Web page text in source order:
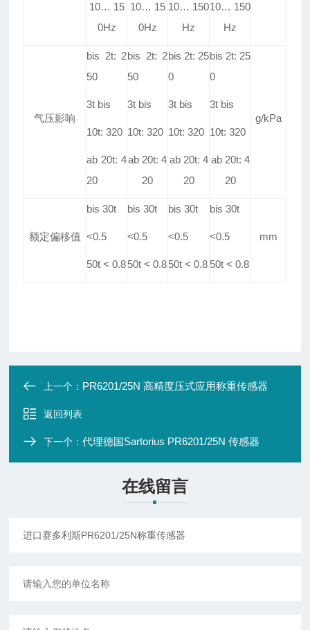
10… 15
0Hz
10… 15
0Hz
10… 150
Hz
10… 150
Hz
气压影响
bis 2t: 2
50
3t bis
10t: 320
ab 20t: 4
20
bis 2t: 2
50
3t bis
10t: 320
ab 20t: 4
20
bis 2t: 25
0
3t bis
10t: 320
ab 20t: 4
20
bis 2t: 25
0
3t bis
10t: 320
ab 20t: 4
20
g/kPa
额定偏移值
bis 30t
<0.5
50t < 0.8
bis 30t
<0.5
50t < 0.8
bis 30t
<0.5
50t < 0.8
bis 30t
<0.5
50t < 0.8
mm
上一个： PR6201/25N 高精度压式应用称重传感器
返回列表
下一个：代理德国Sartorius PR6201/25N 传感器
在线留言